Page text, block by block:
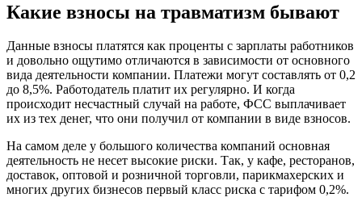
Какие взносы на травматизм бывают
Данные взносы платятся как проценты с зарплаты работников
и довольно ощутимо отличаются в зависимости от основного
вида деятельности компании. Платежи могут составлять от 0,2
до 8,5%. Работодатель платит их регулярно. И когда
происходит несчастный случай на работе, ФСС выплачивает
их из тех денег, что они получил от компании в виде взносов.
На самом деле у большого количества компаний основная
деятельность не несет высокие риски. Так, у кафе, ресторанов,
доставок, оптовой и розничной торговли, парикмахерских и
многих других бизнесов первый класс риска с тарифом 0,2%.